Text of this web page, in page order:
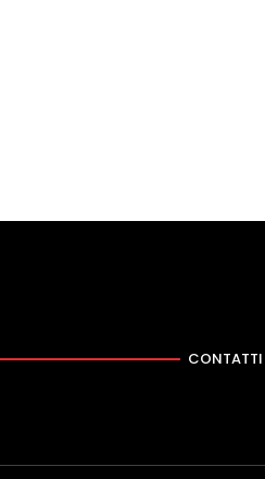
CONTATTI